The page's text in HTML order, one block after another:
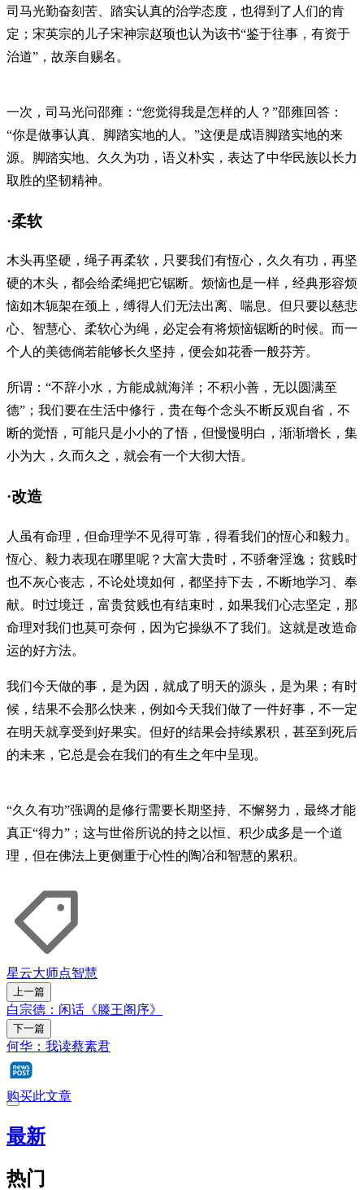
司马光勤奋刻苦、踏实认真的治学态度，也得到了人们的肯
定；宋英宗的儿子宋神宗赵顼也认为该书“鉴于往事，有资于
治道”，故亲自赐名。
一次，司马光问邵雍：“您觉得我是怎样的人？”邵雍回答：
“你是做事认真、脚踏实地的人。”这便是成语脚踏实地的来
源。脚踏实地、久久为功，语义朴实，表达了中华民族以长力
取胜的坚韧精神。
·柔软
木头再坚硬，绳子再柔软，只要我们有恆心，久久有功，再坚
硬的木头，都会给柔绳把它锯断。烦恼也是一样，经典形容烦
恼如木轭架在颈上，缚得人们无法出离、喘息。但只要以慈悲
心、智慧心、柔软心为绳，必定会有将烦恼锯断的时候。而一
个人的美德倘若能够长久坚持，便会如花香一般芬芳。
所谓：“不辞小水，方能成就海洋；不积小善，无以圆满至
德”；我们要在生活中修行，贵在每个念头不断反观自省，不
断的觉悟，可能只是小小的了悟，但慢慢明白，渐渐增长，集
小为大，久而久之，就会有一个大彻大悟。
·改造
人虽有命理，但命理学不见得可靠，得看我们的恆心和毅力。
恆心、毅力表现在哪里呢？大富大贵时，不骄奢淫逸；贫贱时
也不灰心丧志，不论处境如何，都坚持下去，不断地学习、奉
献。时过境迁，富贵贫贱也有结束时，如果我们心志坚定，那
命理对我们也莫可奈何，因为它操纵不了我们。这就是改造命
运的好方法。
我们今天做的事，是为因，就成了明天的源头，是为果；有时
候，结果不会那么快来，例如今天我们做了一件好事，不一定
在明天就享受到好果实。但好的结果会持续累积，甚至到死后
的未来，它总是会在我们的有生之年中呈现。
“久久有功”强调的是修行需要长期坚持、不懈努力，最终才能
真正“得力”；这与世俗所说的持之以恒、积少成多是一个道
理，但在佛法上更侧重于心性的陶冶和智慧的累积。
星云大师点智慧
上一篇
白宗德：闲话《滕王阁序》
下一篇
何华：我读蔡素君
购买此文章
最新
热门